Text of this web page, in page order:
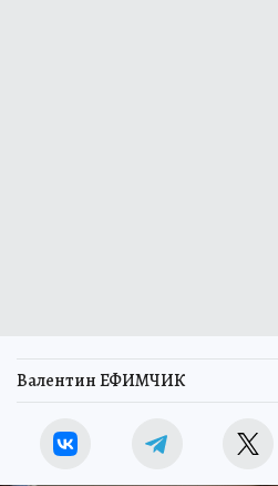
Валентин ЕФИМЧИК